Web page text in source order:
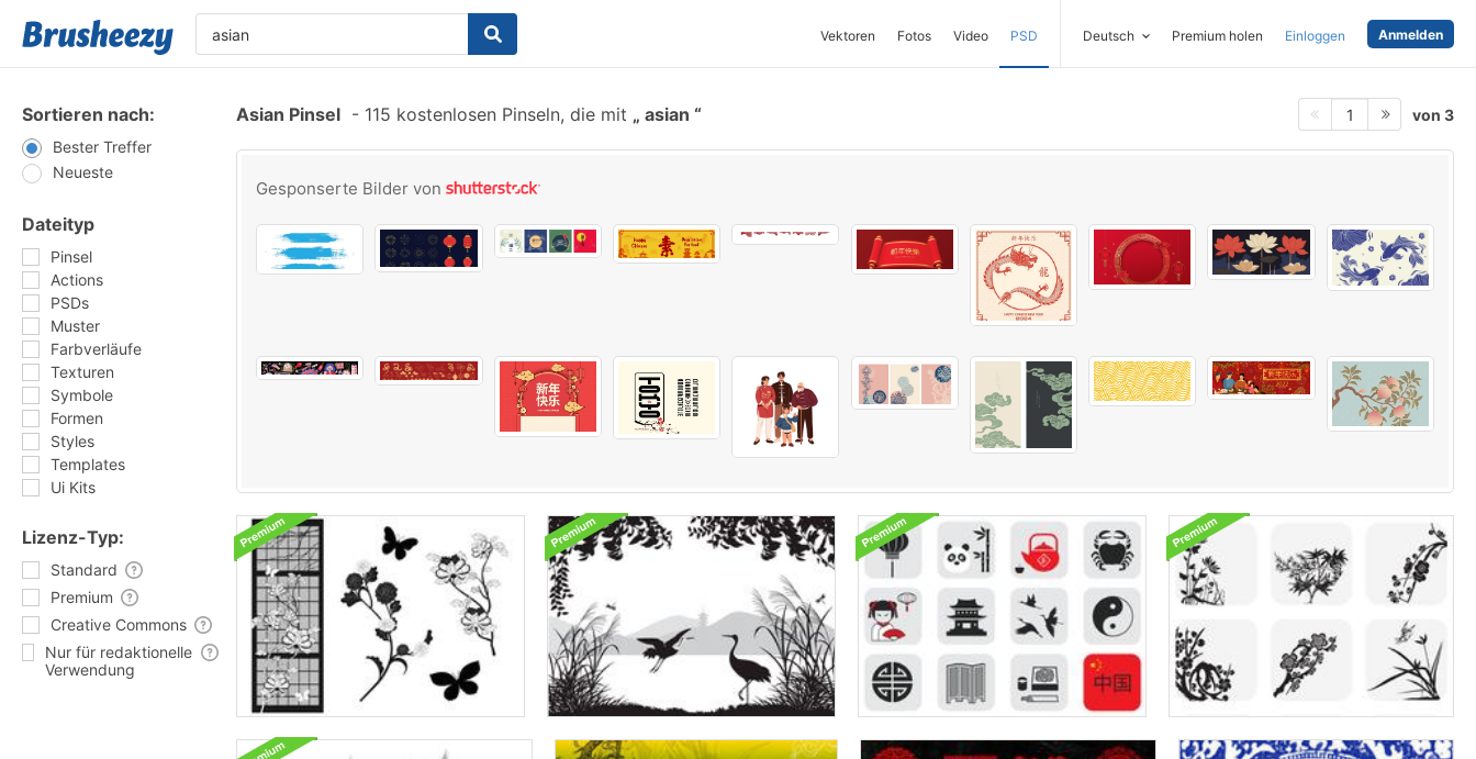
Vektoren Fotos Video PSD Deutsch Premium holen Einloggen Anmelden
Sortieren nach:
Bester Treffer
Neueste
Dateityp
Pinsel
Actions
PSDs
Muster
Farbverläufe
Texturen
Symbole
Formen
Styles
Templates
Ui Kits
Lizenz-Typ:
Standard
Premium
Creative Commons
Nur für redaktionelle
Verwendung
Asian Pinsel - 115 kostenlosen Pinseln, die mit asian 1 von 3
Gesponserte Bilder von